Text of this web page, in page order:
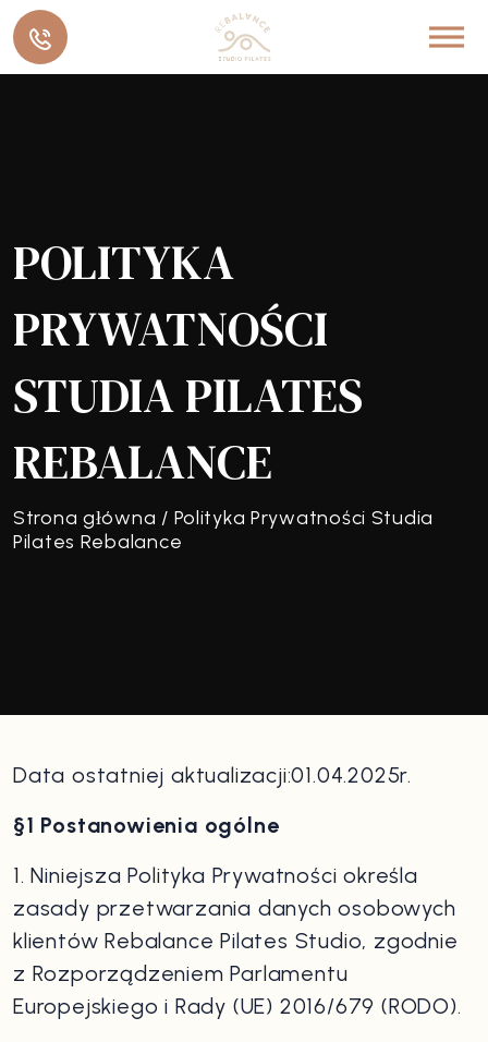
POLITYKA
PRYWATNOŚCI
STUDIA PILATES
REBALANCE
Strona główna / Polityka Prywatności Studia
Pilates Rebalance
Data ostatniej aktualizacji:01.04.2025r.
§1 Postanowienia ogólne
1. Niniejsza Polityka Prywatności określa
zasady przetwarzania danych osobowych
klientów Rebalance Pilates Studio, zgodnie
z Rozporządzeniem Parlamentu
Europejskiego i Rady (UE) 2016/679 (RODO).